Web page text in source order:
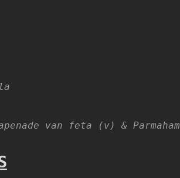
van feta (v) & Parmaham